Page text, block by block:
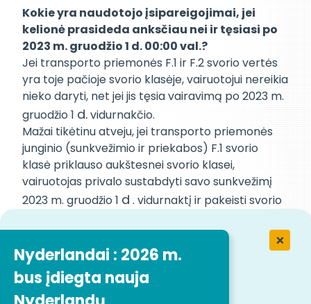
Nyderlandai : 2026 m.
bus įdiegta nauja
Kokie yra naudotojo įsipareigojimai, jei
kelionė prasideda anksčiau nei ir tęsiasi po
2023 m. gruodžio 1 d. 00:00 val.?
Jei transporto priemonės F.1 ir F.2 svorio vertės
yra toje pačioje svorio klasėje, vairuotojui nereikia
nieko daryti, net jei jis tęsia vairavimą po 2023 m.
gruodžio 1 d.vidurnakčio.
Mažai tikėtinu atveju, jei transporto priemonės
junginio (sunkvežimio ir priekabos) F.1 svorio
klasė priklauso aukštesnei svorio klasei,
vairuotojas privalo sustabdyti savo sunkvežimį
2023 m. gruodžio 1 d . vidurnaktį ir pakeisti svorio
(OBU) sąsajoje. Sunkvežimis, kurio F.2 svoris
mažesnis nei 7,5 t, bet F.1 svoris didesnis, privalo
sustoti 2023 m. gruodžio 1
deklaruoti teisingą su rinkliava susijusią svorio